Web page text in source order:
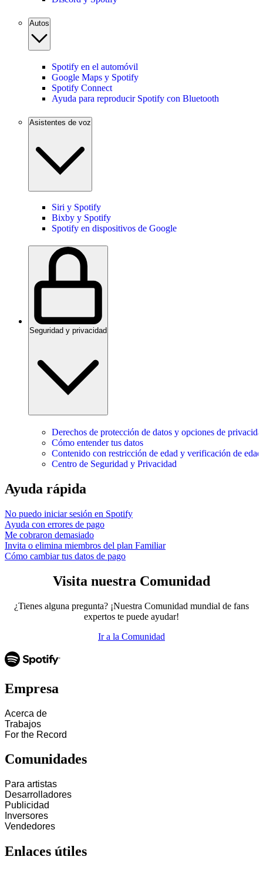
Autos
Spotify en el automóvil
Google Maps y Spotify
Spotify Connect
Ayuda para reproducir Spotify con Bluetooth
Asistentes de voz
Siri y Spotify
Bixby y Spotify
Spotify en dispositivos de Google
Seguridad y privacidad
Derechos de protección de datos y opciones de
Cómo entender tus datos
Contenido con restricción de edad y verificación de edad
Centro de Seguridad y Privacidad
Ayuda rápida
No puedo iniciar sesión en Spotify
Ayuda con errores de pago
Me cobraron demasiado
Invita o elimina miembros del plan Familiar
Cómo cambiar tus datos de pago
Visita nuestra Comunidad
¿Tienes alguna pregunta? ¡Nuestra Comunidad mundial de fans
expertos te puede ayudar!
Ir a la Comunidad
Empresa
Acerca de
Trabajos
For the Record
Comunidades
Para artistas
Desarrolladores
Publicidad
Inversores
Vendedores
Enlaces útiles